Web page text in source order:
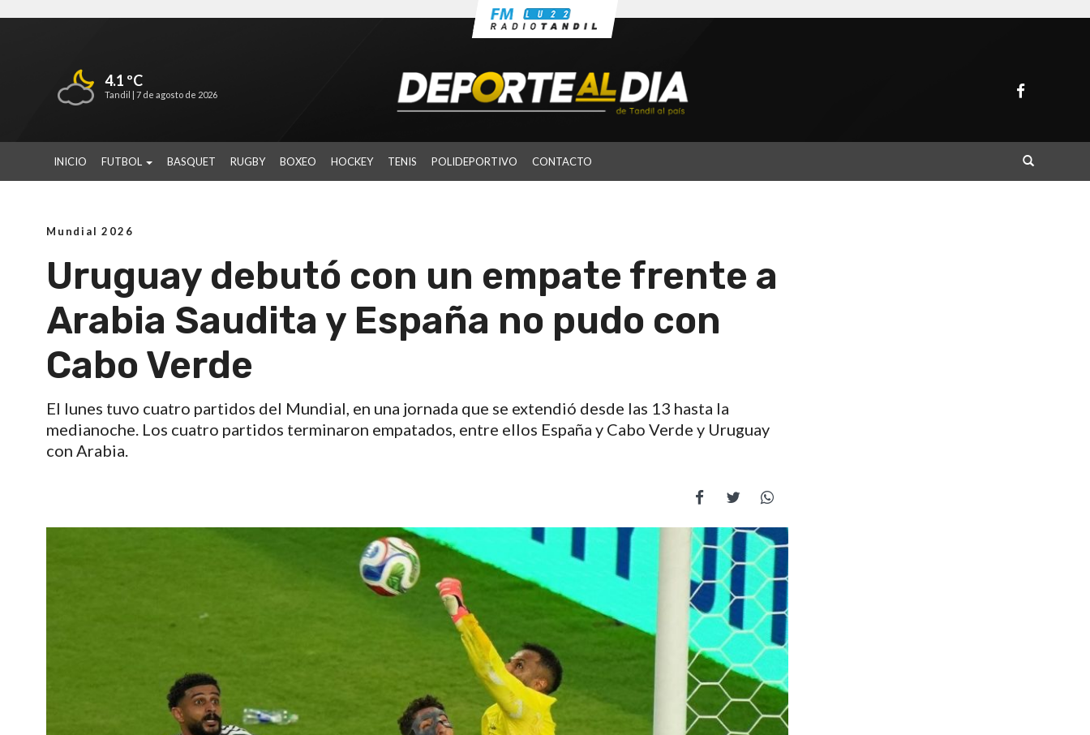
4.1 ºC
Tandil | 7 de agosto de 2026
INICIO FUTBOL BASQUET RUGBY BOXEO HOCKEY TENIS POLIDEPORTIVO CONTACTO
Mundial 2026
Uruguay debutó con un empate frente a
Arabia Saudita y España no pudo con
Cabo Verde
El lunes tuvo cuatro partidos del Mundial, en una jornada que se extendió desde las 13 hasta la
medianoche. Los cuatro partidos terminaron empatados, entre ellos España y Cabo Verde y Uruguay
con Arabia.